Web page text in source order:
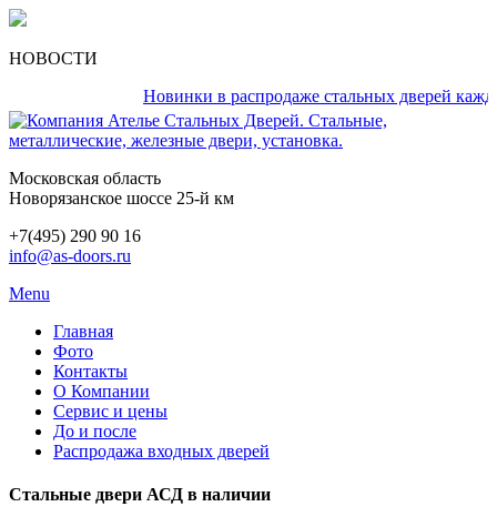
НОВОСТИ
Новинки в распродаже стальных дверей каждый
Московская область
Новорязанское шоссе 25-й км
+7(495) 290 90 16
info@as-doors.ru
Menu
Главная
Фото
Контакты
О Компании
Сервис и цены
До и после
Распродажа входных дверей
Стальные двери АСД в наличии